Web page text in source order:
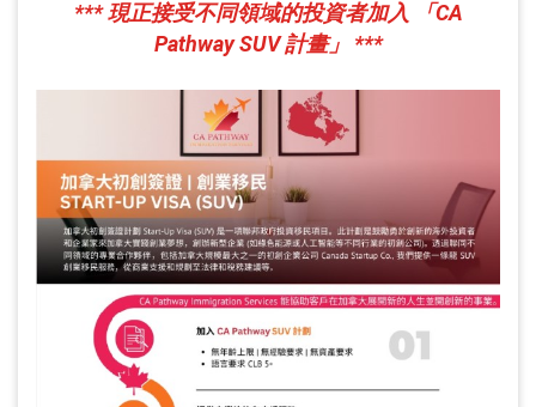
*** 現正接受不同領域的投資者加入 「CA
Pathway SUV 計畫」 ***